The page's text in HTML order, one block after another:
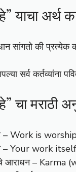
याचा अर्थ
सांगतो की
सर्व कर्तव्यांना
चा मराठी
– Work is
– Your work
आराधन –